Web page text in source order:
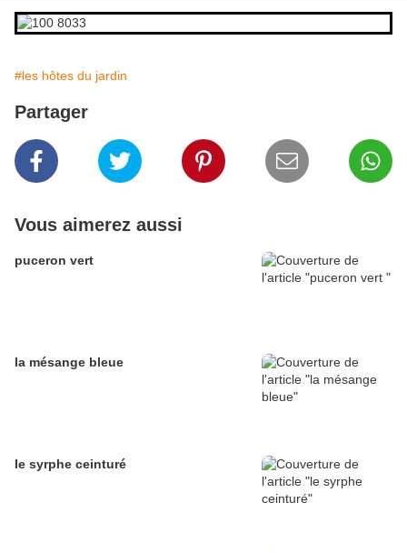
#les hôtes du jardin
Partager
Vous aimerez aussi
puceron vert
la mésange bleue
le syrphe ceinturé